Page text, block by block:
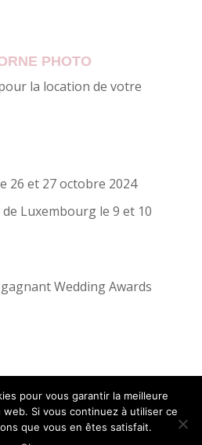
PHOTO
la location de votre
26 et 27 octobre 2024
Luxembourg le 9 et 10
: Myriam Corbet
pour vous garantir la meilleure
Si vous continuez à utiliser ce
que vous en êtes satisfait.